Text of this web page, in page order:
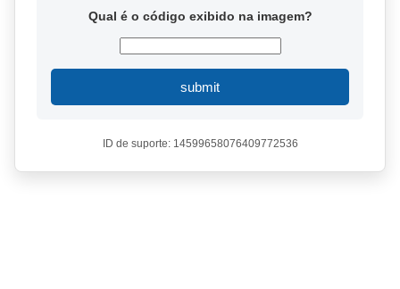
Qual é o código exibido na imagem?
submit
ID de suporte: 14599658076409772536